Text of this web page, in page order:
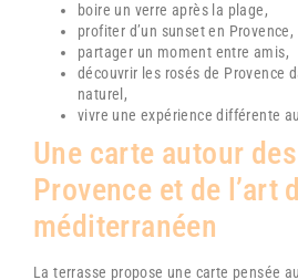
boire un verre après la plage,
profiter d’un sunset en Provence,
partager un moment entre amis,
découvrir les rosés de Provence
naturel,
vivre une expérience différente
Une carte autour
Provence et de l’art
méditerranéen
La terrasse propose une carte pensée